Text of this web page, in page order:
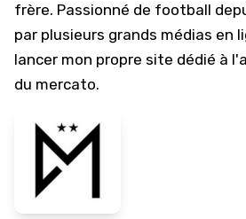
frère. Passionné de football
par plusieurs grands médias en
lancer mon propre site dédié à
du mercato.